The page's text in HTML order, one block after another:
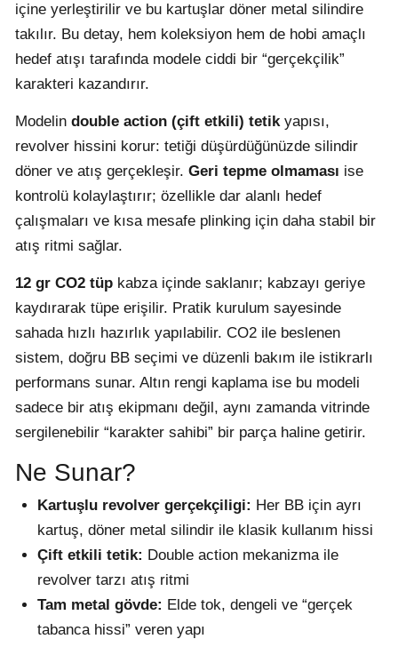
içine yerleştirilir ve bu kartuşlar döner metal silindire
takılır. Bu detay, hem koleksiyon hem de hobi amaçlı
hedef atışı tarafında modele ciddi bir “gerçekçilik”
karakteri kazandırır.
Modelin double action (çift etkili) tetikyapısı,
revolver hissini korur: tetiği düşürdüğünüzde silindir
döner ve atış gerçekleşir. Geri tepme olmaması ise
kontrolü kolaylaştırır; özellikle dar alanlı hedef
çalışmaları ve kısa mesafe plinking için daha stabil bir
atış ritmi sağlar.
12 gr CO2 tüpkabza içinde saklanır; kabzayı geriye
kaydırarak tüpe erişilir. Pratik kurulum sayesinde
sahada hızlı hazırlık yapılabilir. CO2 ile beslenen
sistem, doğru BB seçimi ve düzenli bakım ile istikrarlı
performans sunar. Altın rengi kaplama ise bu modeli
sadece bir atış ekipmanı değil, aynı zamanda vitrinde
sergilenebilir “karakter sahibi” bir parça haline getirir.
Ne Sunar?
Kartuşlu revolver gerçekçiligi: Her BB için ayrı
kartuş, döner metal silindir ile klasik kullanım hissi
Çift etkili tetik: Double action mekanizma ile
revolver tarzı atış ritmi
Tam metal gövde: Elde tok, dengeli ve “gerçek
tabanca hissi” veren yapı